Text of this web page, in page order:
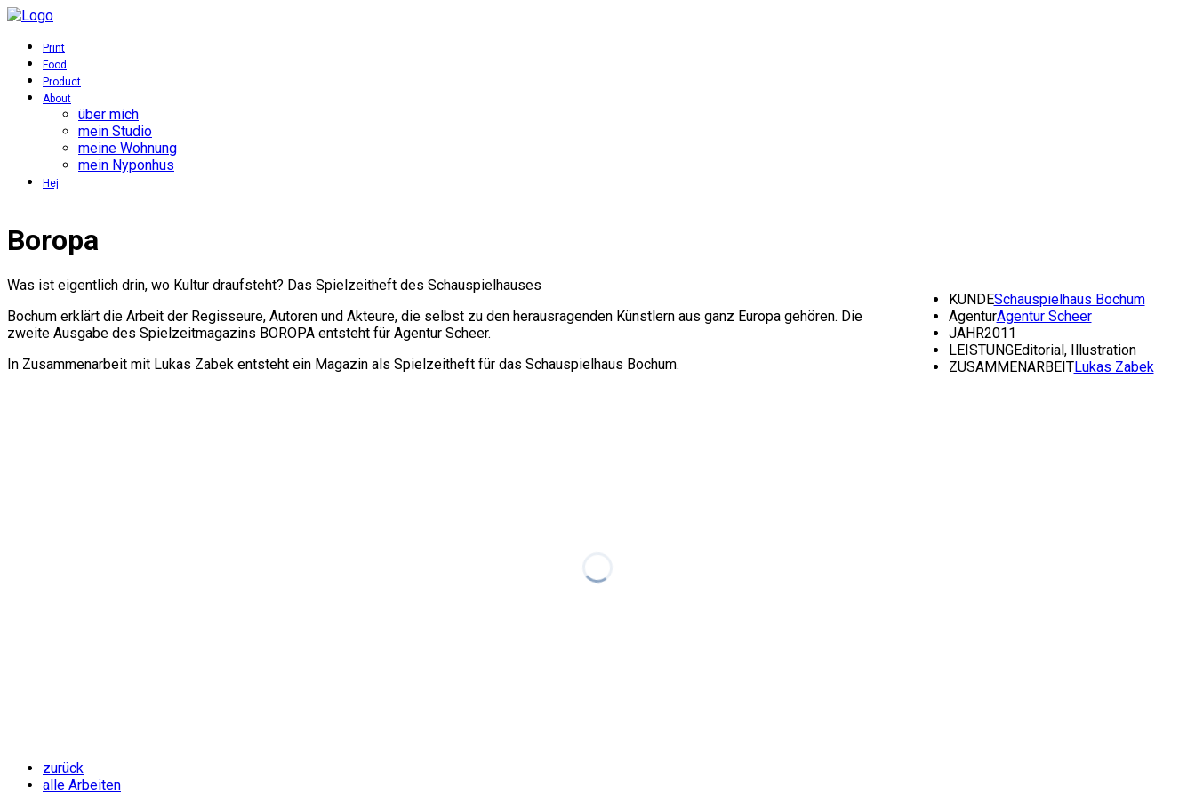
Print
Food
Product
About
über mich
mein Studio
meine Wohnung
mein Nyponhus
Hej
Boropa
Was ist eigentlich drin, wo Kultur draufsteht? Das Spielzeitheft des Schauspielhauses
Bochum erklärt die Arbeit der Regisseure, Autoren und Akteure, die selbst zu den herausragenden Künstlern aus ganz Europa gehören. Die
zweite Ausgabe des Spielzeitmagazins BOROPA entsteht für Agentur Scheer.
In Zusammenarbeit mit Lukas Zabek entsteht ein Magazin als Spielzeitheft für das Schauspielhaus Bochum.
KUNDESchauspielhaus Bochum
AgenturAgentur Scheer
JAHR2011
LEISTUNGEditorial, Illustration
ZUSAMMENARBEITLukas Zabek
zurück
alle Arbeiten